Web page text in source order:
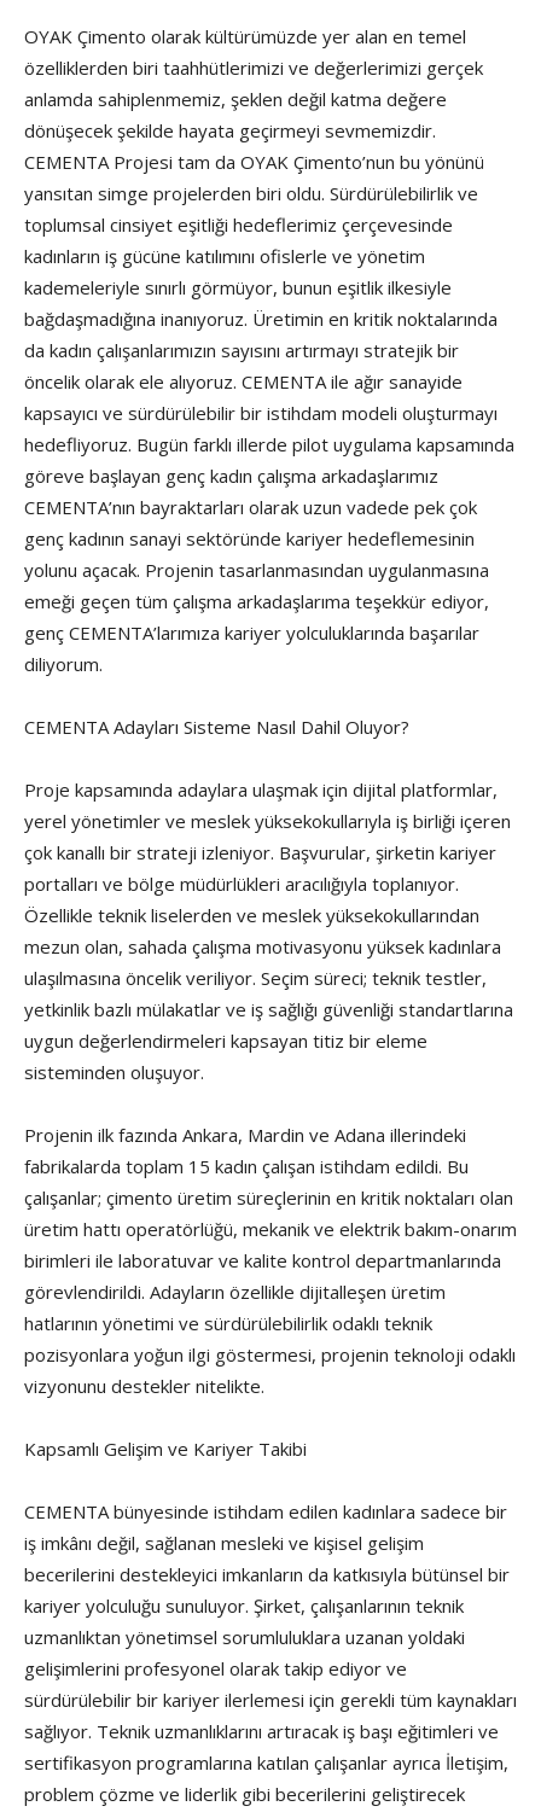
OYAK Çimento olarak kültürümüzde yer alan en temel
özelliklerden biri taahhütlerimizi ve değerlerimizi gerçek
anlamda sahiplenmemiz, şeklen değil katma değere
dönüşecek şekilde hayata geçirmeyi sevmemizdir.
CEMENTA Projesi tam da OYAK Çimento’nun bu yönünü
yansıtan simge projelerden biri oldu. Sürdürülebilirlik ve
toplumsal cinsiyet eşitliği hedeflerimiz çerçevesinde
kadınların iş gücüne katılımını ofislerle ve yönetim
kademeleriyle sınırlı görmüyor, bunun eşitlik ilkesiyle
bağdaşmadığına inanıyoruz. Üretimin en kritik noktalarında
da kadın çalışanlarımızın sayısını artırmayı stratejik bir
öncelik olarak ele alıyoruz. CEMENTA ile ağır sanayide
kapsayıcı ve sürdürülebilir bir istihdam modeli oluşturmayı
hedefliyoruz. Bugün farklı illerde pilot uygulama kapsamında
göreve başlayan genç kadın çalışma arkadaşlarımız
CEMENTA’nın bayraktarları olarak uzun vadede pek çok
genç kadının sanayi sektöründe kariyer hedeflemesinin
yolunu açacak. Projenin tasarlanmasından uygulanmasına
emeği geçen tüm çalışma arkadaşlarıma teşekkür ediyor,
genç CEMENTA’larımıza kariyer yolculuklarında başarılar
diliyorum.
CEMENTA Adayları Sisteme Nasıl Dahil Oluyor?
Proje kapsamında adaylara ulaşmak için dijital platformlar,
yerel yönetimler ve meslek yüksekokullarıyla iş birliği içeren
çok kanallı bir strateji izleniyor. Başvurular, şirketin kariyer
portalları ve bölge müdürlükleri aracılığıyla toplanıyor.
Özellikle teknik liselerden ve meslek yüksekokullarından
mezun olan, sahada çalışma motivasyonu yüksek kadınlara
ulaşılmasına öncelik veriliyor. Seçim süreci; teknik testler,
yetkinlik bazlı mülakatlar ve iş sağlığı güvenliği standartlarına
uygun değerlendirmeleri kapsayan titiz bir eleme
sisteminden oluşuyor.
Projenin ilk fazında Ankara, Mardin ve Adana illerindeki
fabrikalarda toplam 15 kadın çalışan istihdam edildi. Bu
çalışanlar; çimento üretim süreçlerinin en kritik noktaları olan
üretim hattı operatörlüğü, mekanik ve elektrik bakım-onarım
birimleri ile laboratuvar ve kalite kontrol departmanlarında
görevlendirildi. Adayların özellikle dijitalleşen üretim
hatlarının yönetimi ve sürdürülebilirlik odaklı teknik
pozisyonlara yoğun ilgi göstermesi, projenin teknoloji odaklı
vizyonunu destekler nitelikte.
Kapsamlı Gelişim ve Kariyer Takibi
CEMENTA bünyesinde istihdam edilen kadınlara sadece bir
iş imkânı değil, sağlanan mesleki ve kişisel gelişim
becerilerini destekleyici imkanların da katkısıyla bütünsel bir
kariyer yolculuğu sunuluyor. Şirket, çalışanlarının teknik
uzmanlıktan yönetimsel sorumluluklara uzanan yoldaki
gelişimlerini profesyonel olarak takip ediyor ve
sürdürülebilir bir kariyer ilerlemesi için gerekli tüm kaynakları
sağlıyor. Teknik uzmanlıklarını artıracak iş başı eğitimleri ve
sertifikasyon programlarına katılan çalışanlar ayrıca İletişim,
problem çözme ve liderlik gibi becerilerini geliştirecek